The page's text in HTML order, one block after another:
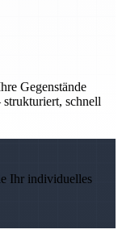
Gegenstände
schnell
Ihr individuelles